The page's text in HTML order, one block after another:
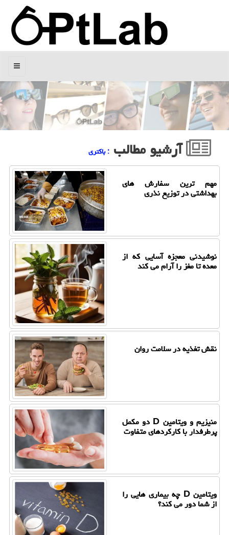
منو
آرشیو مطالب : باكتری
مهم ترین سفارش های
بهداشتی در توزیع نذری
نوشیدنی معجزه آسایی که از
معده تا مغز را آرام می کند
نقش تغذیه در سلامت روان
منیزیم و ویتامین D دو مکمل
پرطرفدار با کارکردهای متفاوت
ویتامین D چه بیماری هایی را
از شما دور می کند؟